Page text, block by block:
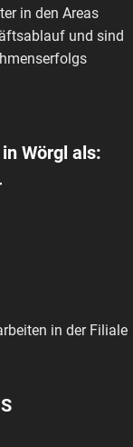
in den Areas
und sind
Wörgl als:
in der Filiale